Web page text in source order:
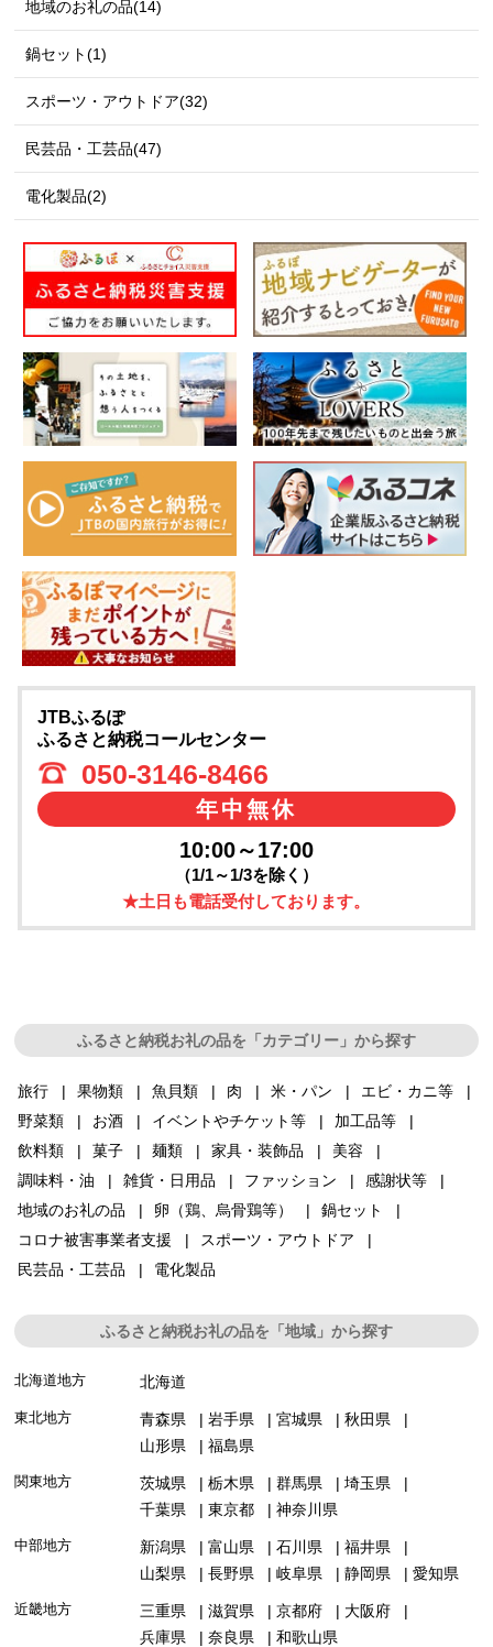
地域のお礼の品(14)
鍋セット(1)
スポーツ・アウトドア(32)
民芸品・工芸品(47)
電化製品(2)
JTBふるぽ
ふるさと納税コールセンター
050-3146-8466
年中無休
10:00～17:00
（1/1～1/3を除く）
★土日も電話受付しております。
ふるさと納税お礼の品を「カテゴリー」から探す
旅行 果物類 魚貝類 肉 米・パン
エビ・カニ等
野菜類
お酒 イベントやチケット等
加工品等
飲料類
菓子 麺類 家具・装飾品
美容
調味料・油
雑貨・日用品 ファッション
感謝状等
地域のお礼の品
卵（鶏、烏骨鶏等）
鍋セット
コロナ被害事業者支援
スポーツ・アウトドア
民芸品・工芸品
電化製品
ふるさと納税お礼の品を「地域」から探す
北海道地方 北海道
東北地方 青森県 岩手県 宮城県
秋田県
山形県
福島県
関東地方 茨城県 栃木県 群馬県
埼玉県
千葉県
東京都 神奈川県
中部地方 新潟県 富山県 石川県
福井県
山梨県
長野県 岐阜県 静岡県 愛知県
近畿地方 三重県 滋賀県 京都府
大阪府
兵庫県
奈良県 和歌山県